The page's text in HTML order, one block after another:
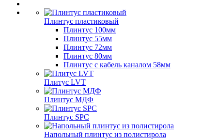
Плинтус пластиковый
Плинтус 100мм
Плинтус 55мм
Плинтус 72мм
Плинтус 80мм
Плинтус с кабель каналом 58мм
Плитус LVT
Плинтус МДФ
Плинтус SPC
Напольный плинтус из полистирола